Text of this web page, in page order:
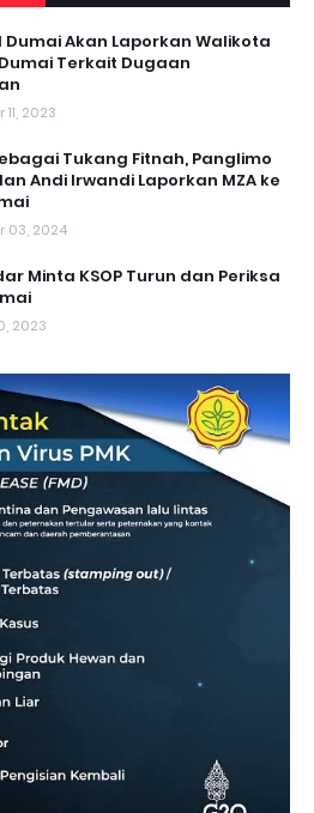
Dumai Akan Laporkan Walikota
Terkait Dugaan
2023
Tukang Fitnah, Panglimo
Andi Irwandi Laporkan MZA ke
03, 2024
Minta KSOP Turun dan Periksa
2023